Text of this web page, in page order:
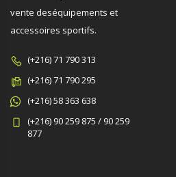
vente deséquipements et
accessoires sportifs.
(+216) 71 790 313
(+216) 71 790 295
(+216) 58 363 638
(+216) 90 259 875 / 90 259
877